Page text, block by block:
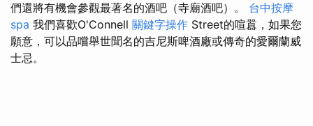
們還將有機會參觀最著名的酒吧（寺廟酒吧）。 台中按摩
spa 我們喜歡O'Connell 關鍵字操作 Street的喧囂，如果您
願意，可以品嚐舉世聞名的吉尼斯啤酒廠或傳奇的愛爾蘭威
士忌。